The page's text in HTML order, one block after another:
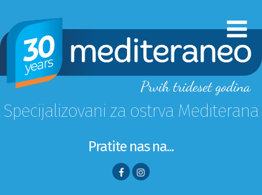
Specijalizovani za ostrva Mediterana
Pratite nas na...